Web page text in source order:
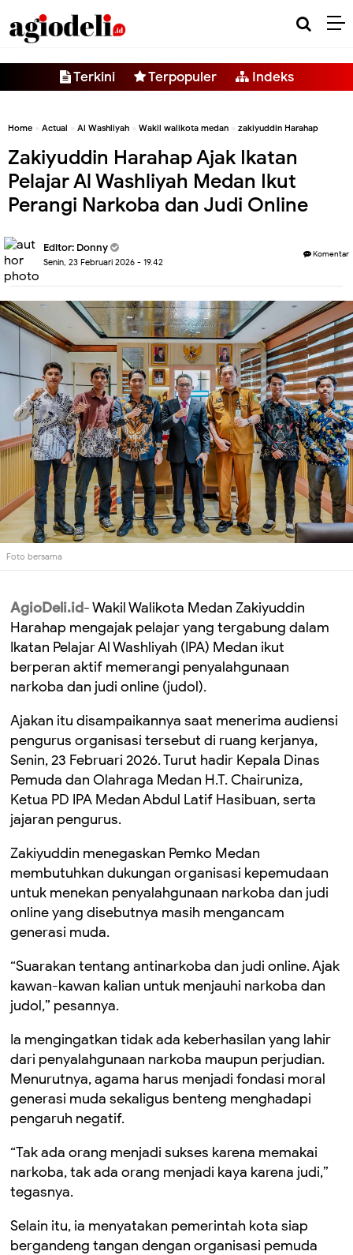
Terkini Terpopuler Indeks
Home » Actual » Al Washliyah » Wakil walikota medan » zakiyuddin Harahap
Zakiyuddin Harahap Ajak Ikatan
Pelajar Al Washliyah Medan Ikut
Perangi Narkoba dan Judi Online
Editor: Donny
Senin, 23 Februari 2026 - 19.42
Komentar
Foto bersama
AgioDeli.id- Wakil Walikota Medan Zakiyuddin
Harahap mengajak pelajar yang tergabung dalam
Ikatan Pelajar Al Washliyah (IPA) Medan ikut
berperan aktif memerangi penyalahgunaan
narkoba dan judi online (judol).
Ajakan itu disampaikannya saat menerima audiensi
pengurus organisasi tersebut di ruang kerjanya,
Senin, 23 Februari 2026. Turut hadir Kepala Dinas
Pemuda dan Olahraga Medan H.T. Chairuniza,
Ketua PD IPA Medan Abdul Latif Hasibuan, serta
jajaran pengurus.
Zakiyuddin menegaskan Pemko Medan
membutuhkan dukungan organisasi kepemudaan
untuk menekan penyalahgunaan narkoba dan judi
online yang disebutnya masih mengancam
generasi muda.
“Suarakan tentang antinarkoba dan judi online. Ajak
kawan-kawan kalian untuk menjauhi narkoba dan
judol,” pesannya.
Ia mengingatkan tidak ada keberhasilan yang lahir
dari penyalahgunaan narkoba maupun perjudian.
Menurutnya, agama harus menjadi fondasi moral
generasi muda sekaligus benteng menghadapi
pengaruh negatif.
“Tak ada orang menjadi sukses karena memakai
narkoba, tak ada orang menjadi kaya karena judi,”
tegasnya.
Selain itu, ia menyatakan pemerintah kota siap
bergandeng tangan dengan organisasi pemuda